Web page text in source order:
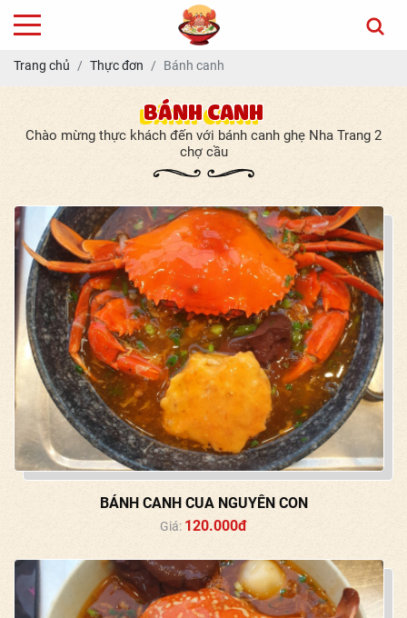
Trang chủ Thực đơn Bánh canh
BÁNH CANH
Chào mừng thực khách đến với bánh canh ghẹ Nha Trang 2
chợ cầu
BÁNH CANH CUA NGUYÊN CON
Giá: 120.000đ